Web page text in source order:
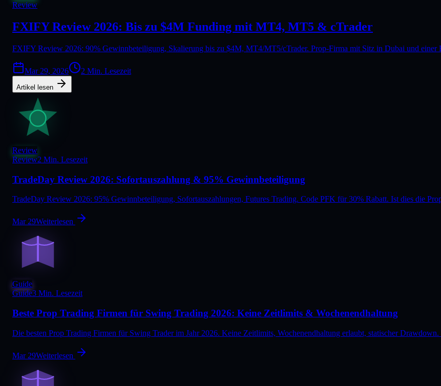
Review
FXIFY Review 2026: Bis zu $4M Funding mit MT4, MT5 & cTrader
FXIFY Review 2026: 90% Gewinnbeteiligung, Skalierung bis zu $4M, MT4/MT5/cTrader. Prop-Firma mit Sitz in Dubai und einer
Mar 29, 2026 2 Min. Lesezeit
Artikel lesen
Review
Review2 Min. Lesezeit
TradeDay Review 2026: Sofortauszahlung & 95% Gewinnbeteiligung
TradeDay Review 2026: 95% Gewinnbeteiligung, Sofortauszahlungen, Futures Trading. Code PFK für 30% Rabatt. Ist dies die
Mar 29Weiterlesen
Guide
Guide3 Min. Lesezeit
Beste Prop Trading Firmen für Swing Trading 2026: Keine Zeitlimits & Wochenendhaltung
Die besten Prop Trading Firmen für Swing Trader im Jahr 2026. Keine Zeitlimits, Wochenendhaltung erlaubt, statischer
Mar 29Weiterlesen